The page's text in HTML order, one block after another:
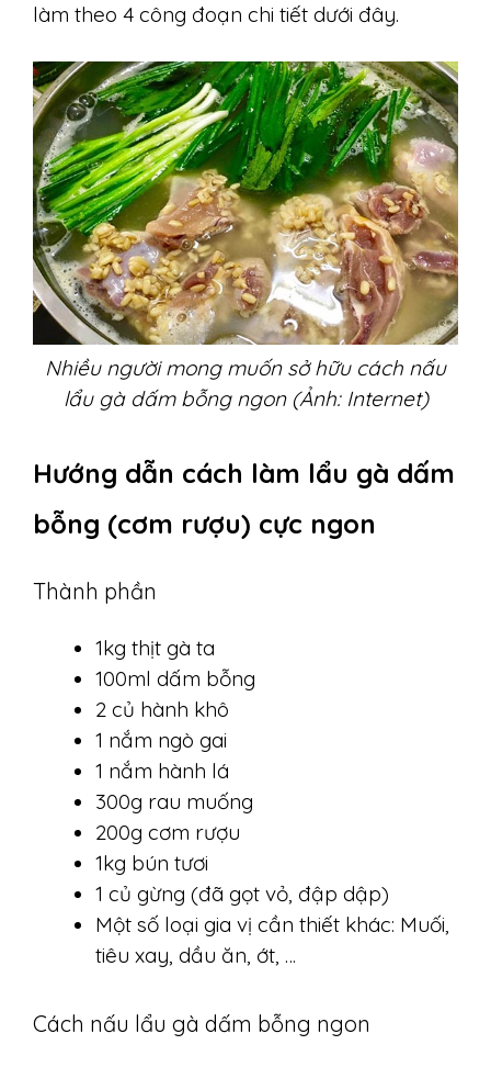
làm theo 4 công đoạn chi tiết dưới đây.
Nhiều người mong muốn sở hữu cách nấu
lẩu gà dấm bỗng ngon (Ảnh: Internet)
Hướng dẫn cách làm lẩu gà dấm
bỗng (cơm rượu) cực ngon
Thành phần
1kg thịt gà ta
100ml dấm bỗng
2 củ hành khô
1 nắm ngò gai
1 nắm hành lá
300g rau muống
200g cơm rượu
1kg bún tươi
1 củ gừng (đã gọt vỏ, đập dập)
Một số loại gia vị cần thiết khác: Muối,
tiêu xay, dầu ăn, ớt, …
Cách nấu lẩu gà dấm bỗng ngon